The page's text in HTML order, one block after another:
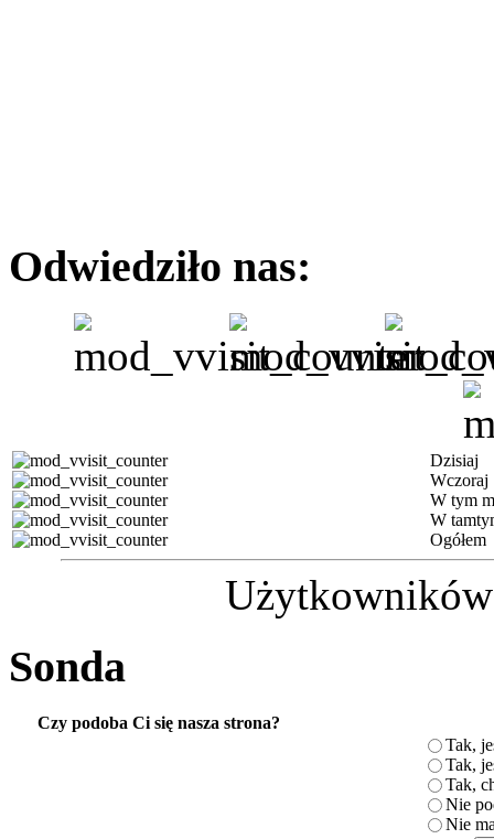
Odwiedziło nas:
Dzisiaj
Wczoraj
W tym
W
Ogółem
Sonda
Czy podoba Ci się nasza strona?
Tak,
Tak,
Tak,
Nie
Nie